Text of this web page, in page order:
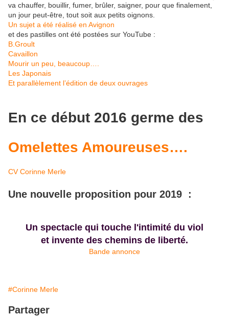
va chauffer, bouillir, fumer, brûler, saigner, pour que finalement,
un jour peut-être, tout soit aux petits oignons.
Un sujet a été réalisé en Avignon
et des pastilles ont été postées sur YouTube :
B.Groult
Cavaillon
Mourir un peu, beaucoup….
Les Japonais
Et parallèlement l’édition de deux ouvrages
En ce début 2016 germe des
Omelettes Amoureuses….
CV Corinne Merle
Une nouvelle proposition pour 2019 :
Un spectacle qui touche l'intimité du viol
et invente des chemins de liberté.
Bande annonce
#Corinne Merle
Partager